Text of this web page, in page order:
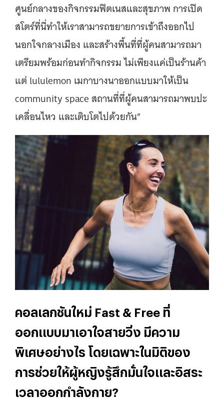
ศูนย์กลางของกิจกรรมฟิตเนสและสุขภาพ การเปิด
สโตร์ที่นี่ทำให้เราสามารถขยายการเข้าถึงออกไป
นอกใจกลางเมือง และสร้างพื้นที่ที่ผู้คนสามารถมา
เตรียมพร้อมก่อนทำกิจกรรม ไม่เพียงแค่เป็นร้านค้า
แต่ lululemon เมกาบางนาออกแบบมาให้เป็น
community space สถานที่ที่ผู้คนสามารถมาพบปะ
เคลื่อนไหว และเติบโตไปด้วยกัน”
คอลเลกชันใหม่ Fast & Free ที่
ออกแบบมาเอาใจสายวิ่ง มีความ
พิเศษอย่างไร โดยเฉพาะในมิติของ
การช่วยให้ผู้หญิงรู้สึกมั่นใจและอิสระ
เวลาออกกำลังกาย?